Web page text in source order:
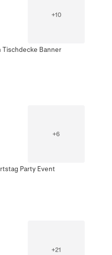
+10
Tischdecke Banner
+6
Party Event
+21